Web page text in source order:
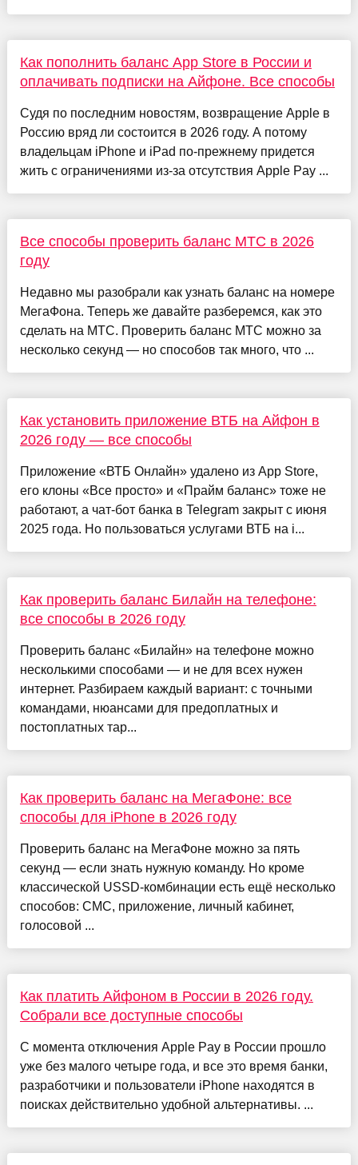
Как пополнить баланс App Store в России и
оплачивать подписки на Айфоне. Все способы
Судя по последним новостям, возвращение Apple в
Россию вряд ли состоится в 2026 году. А потому
владельцам iPhone и iPad по-прежнему придется
жить с ограничениями из-за отсутствия Apple Pay ...
Все способы проверить баланс МТС в 2026
году
Недавно мы разобрали как узнать баланс на номере
МегаФона. Теперь же давайте разберемся, как это
сделать на МТС. Проверить баланс МТС можно за
несколько секунд — но способов так много, что ...
Как установить приложение ВТБ на Айфон в
2026 году — все способы
Приложение «ВТБ Онлайн» удалено из App Store,
его клоны «Все просто» и «Прайм баланс» тоже не
работают, а чат-бот банка в Telegram закрыт с июня
2025 года. Но пользоваться услугами ВТБ на i...
Как проверить баланс Билайн на телефоне:
все способы в 2026 году
Проверить баланс «Билайн» на телефоне можно
несколькими способами — и не для всех нужен
интернет. Разбираем каждый вариант: с точными
командами, нюансами для предоплатных и
постоплатных тар...
Как проверить баланс на МегаФоне: все
способы для iPhone в 2026 году
Проверить баланс на МегаФоне можно за пять
секунд — если знать нужную команду. Но кроме
классической USSD-комбинации есть ещё несколько
способов: СМС, приложение, личный кабинет,
голосовой ...
Как платить Айфоном в России в 2026 году.
Собрали все доступные способы
С момента отключения Apple Pay в России прошло
уже без малого четыре года, и все это время банки,
разработчики и пользователи iPhone находятся в
поисках действительно удобной альтернативы. ...